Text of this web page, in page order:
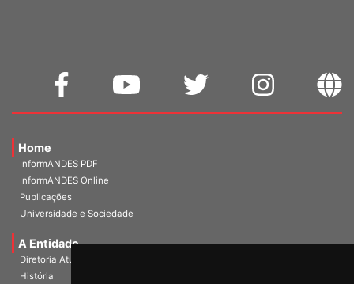
Home
InformANDES PDF
InformANDES Online
Publicações
Universidade e Sociedade
A Entidade
Diretoria Atual
História